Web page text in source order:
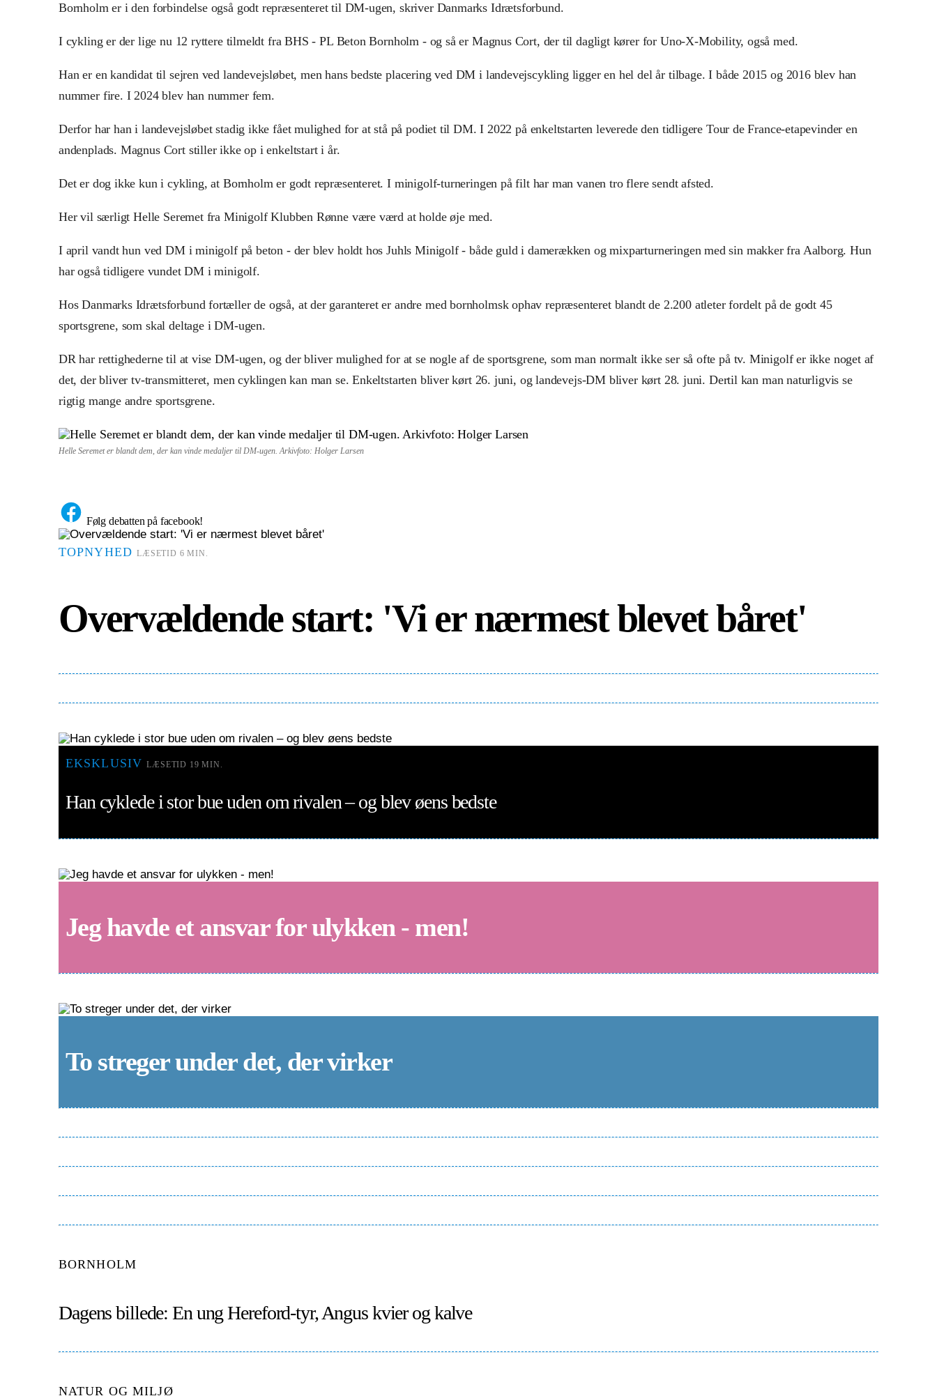
Bornholm er i den forbindelse også godt repræsenteret til DM-ugen, skriver Danmarks Idrætsforbund.
I cykling er der lige nu 12 ryttere tilmeldt fra BHS - PL Beton Bornholm - og så er Magnus Cort, der til dagligt kører for Uno-X-Mobility, også med.
Han er en kandidat til sejren ved landevejsløbet, men hans bedste placering ved DM i landevejscykling ligger en hel del år tilbage. I både 2015 og 2016 blev han
nummer fire. I 2024 blev han nummer fem.
Derfor har han i landevejsløbet stadig ikke fået mulighed for at stå på podiet til DM. I 2022 på enkeltstarten leverede den tidligere Tour de France-etapevinder en
andenplads. Magnus Cort stiller ikke op i enkeltstart i år.
Det er dog ikke kun i cykling, at Bornholm er godt repræsenteret. I minigolf-turneringen på filt har man vanen tro flere sendt afsted.
Her vil særligt Helle Seremet fra Minigolf Klubben Rønne være værd at holde øje med.
I april vandt hun ved DM i minigolf på beton - der blev holdt hos Juhls Minigolf - både guld i damerækken og mixparturneringen med sin makker fra Aalborg. Hun
har også tidligere vundet DM i minigolf.
Hos Danmarks Idrætsforbund fortæller de også, at der garanteret er andre med bornholmsk ophav repræsenteret blandt de 2.200 atleter fordelt på de godt 45
sportsgrene, som skal deltage i DM-ugen.
DR har rettighederne til at vise DM-ugen, og der bliver mulighed for at se nogle af de sportsgrene, som man normalt ikke ser så ofte på tv. Minigolf er ikke noget af
det, der bliver tv-transmitteret, men cyklingen kan man se. Enkeltstarten bliver kørt 26. juni, og landevejs-DM bliver kørt 28. juni. Dertil kan man naturligvis se
rigtig mange andre sportsgrene.
Helle Seremet er blandt dem, der kan vinde medaljer til DM-ugen. Arkivfoto: Holger Larsen
Følg debatten på facebook!
TOPNYHEDLÆSETID 6 MIN.
Overvældende start: 'Vi er nærmest blevet båret'
EKSKLUSIVLÆSETID 19 MIN.
Han cyklede i stor bue uden om rivalen – og blev øens bedste
Jeg havde et ansvar for ulykken - men!
To streger under det, der virker
BORNHOLM
Dagens billede: En ung Hereford-tyr, Angus kvier og kalve
NATUR OG MILJØ